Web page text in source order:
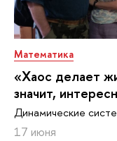
Математика
«Хаос делает
значит,
Динамические
17 июня